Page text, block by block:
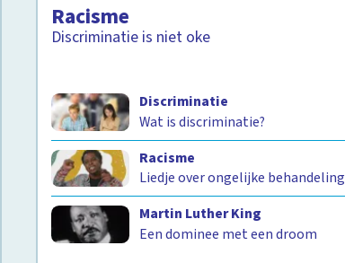
Racisme
Discriminatie is niet oke
Discriminatie
Wat is discriminatie?
Racisme
Liedje over ongelijke behandeling
Martin Luther King
Een dominee met een droom